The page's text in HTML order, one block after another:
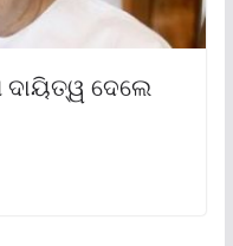
ଦେଲେ